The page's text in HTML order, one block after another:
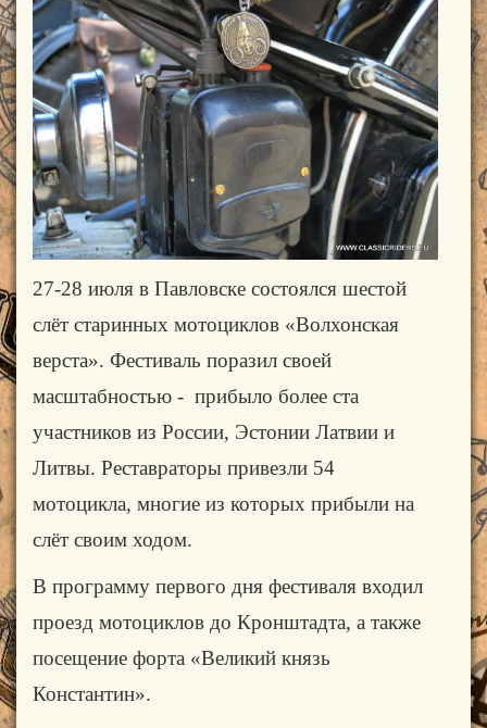
27-28 июля в Павловске состоялся шестой
слёт старинных мотоциклов «Волхонская
верста». Фестиваль поразил своей
масштабностью - прибыло более ста
участников из России, Эстонии Латвии и
Литвы. Реставраторы привезли 54
мотоцикла, многие из которых прибыли на
слёт своим ходом.
В программу первого дня фестиваля входил
проезд мотоциклов до Кронштадта, а также
посещение форта «Великий князь
Константин».